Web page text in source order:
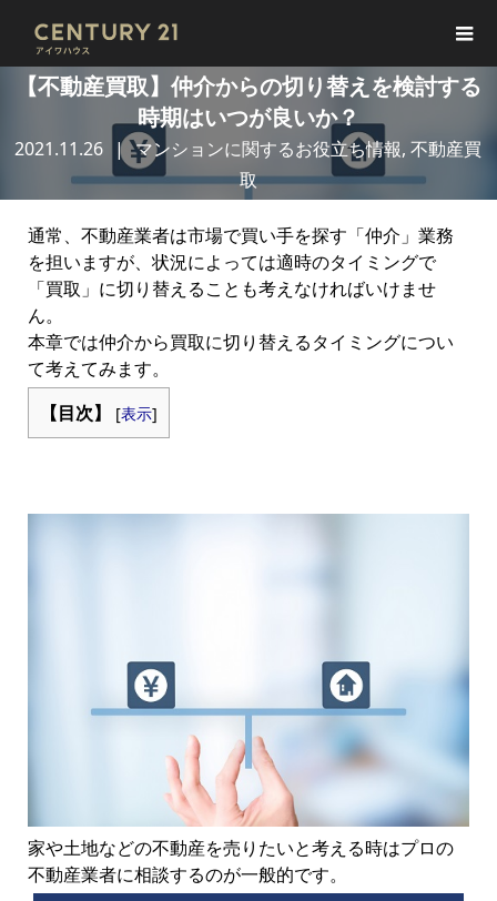
【不動産買取】仲介からの切り替えを検討する
時期はいつが良いか？
2021.11.26 マンションに関するお役立ち情報,不動産買
取
通常、不動産業者は市場で買い手を探す「仲介」業務
を担いますが、状況によっては適時のタイミングで
「買取」に切り替えることも考えなければいけませ
ん。
本章では仲介から買取に切り替えるタイミングについ
て考えてみます。
【目次】
[表示]
家や土地などの不動産を売りたいと考える時はプロの
不動産業者に相談するのが一般的です。